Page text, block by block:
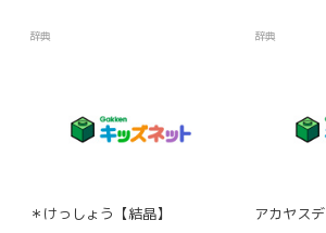
辞典 辞典
＊けっしょう【結晶】 アカヤスデ